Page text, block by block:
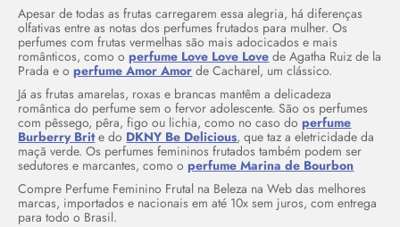
Apesar de todas as frutas carregarem essa alegria, há diferenças
olfativas entre as notas dos perfumes frutados para mulher. Os
perfumes com frutas vermelhas são mais adocicados e mais
românticos, como operfume Love Love Love de Agatha Ruiz de la
Prada e operfume Amor Amor de Cacharel, um clássico.
Já as frutas amarelas, roxas e brancas mantêm a delicadeza
romântica do perfume sem o fervor adolescente. São os perfumes
com pêssego, pêra, figo ou lichia, como no caso doperfume
Burberry Brite do DKNY Be Delicious, que taz a eletricidade da
maçã verde. Os perfumes femininos frutados também podem ser
sedutores e marcantes, como operfume Marina de Bourbon
Compre Perfume Feminino Frutal na Beleza na Web das melhores
marcas, importados e nacionais em até 10x sem juros, com entrega
para todo o Brasil.